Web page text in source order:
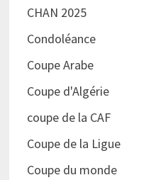
CHAN 2025
Condoléance
Coupe Arabe
Coupe d'Algérie
coupe de la CAF
Coupe de la Ligue
Coupe du monde